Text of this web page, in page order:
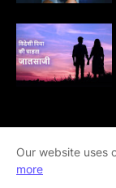
Home
Our website uses
more